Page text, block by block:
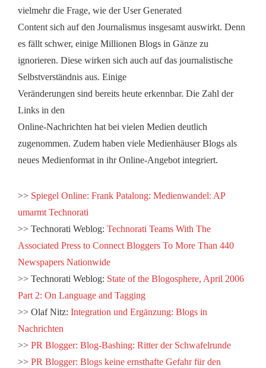
vielmehr die Frage, wie der User Generated
Content sich auf den Journalismus insgesamt auswirkt. Denn
es fällt schwer, einige Millionen Blogs in Gänze zu
ignorieren. Diese wirken sich auch auf das journalistische
Selbstverständnis aus. Einige
Veränderungen sind bereits heute erkennbar. Die Zahl der
Links in den
Online-Nachrichten hat bei vielen Medien deutlich
zugenommen. Zudem haben viele Medienhäuser Blogs als
neues Medienformat in ihr Online-Angebot integriert.
>> Spiegel Online: Frank Patalong: Medienwandel: AP
umarmt Technorati
>> Technorati Weblog: Technorati Teams With The
Associated Press to Connect Bloggers To More Than 440
Newspapers Nationwide
>> Technorati Weblog: State of the Blogosphere, April 2006
Part 2: On Language and Tagging
>> Olaf Nitz: Integration und Ergänzung: Blogs in
Nachrichten
>> PR Blogger: Blog-Bashing: Ritter der Schwafelrunde
>> PR Blogger: Blogs keine ernsthafte Gefahr für den